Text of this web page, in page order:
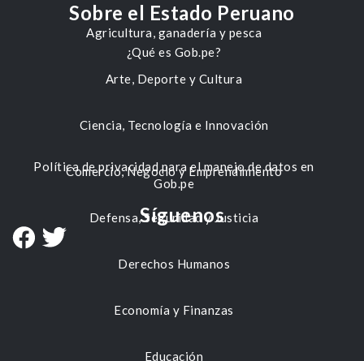
Agricultura, ganadería y pesca
Arte, Deporte y Cultura
Ciencia, Tecnología e Innovación
Comercio, Negocio y Emprendimiento
Defensa, Seguridad y Justicia
Derechos Humanos
Economía y Finanzas
Educación
Sobre el Estado Peruano
¿Qué es Gob.pe?
Política de privacidad para el manejo de datos en
Gob.pe
Síguenos